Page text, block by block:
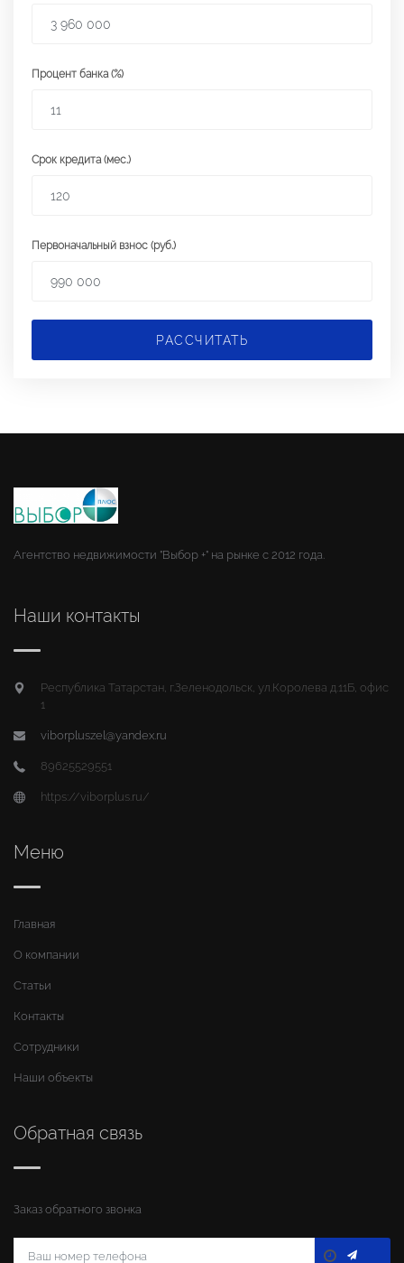
Процент банка (%)
Срок кредита (мес.)
Первоначальный взнос (руб.)
РАССЧИТАТЬ
Агентство недвижимости "Выбор +" на рынке с 2012 года.
Наши контакты
Республика Татарстан, г.Зеленодольск, ул.Королева д.11Б, офис
1
viborpluszel@yandex.ru
89625529551
https://viborplus.ru/
Меню
Главная
О компании
Статьи
Контакты
Сотрудники
Наши объекты
Обратная связь
Заказ обратного звонка